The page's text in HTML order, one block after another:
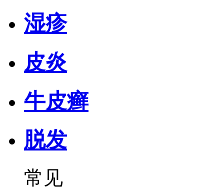
湿疹
皮炎
牛皮癣
脱发
常见